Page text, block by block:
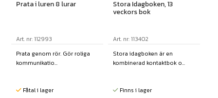
Prata i luren 8 lurar
Art. nr: 112993
Prata genom rör. Gör roliga
kommunikatio...
Fåtal i lager
Stora Idagboken, 13
veckors bok
Art. nr: 113402
Stora idagboken är en
kombinerad kontaktbok o...
Finns i lager